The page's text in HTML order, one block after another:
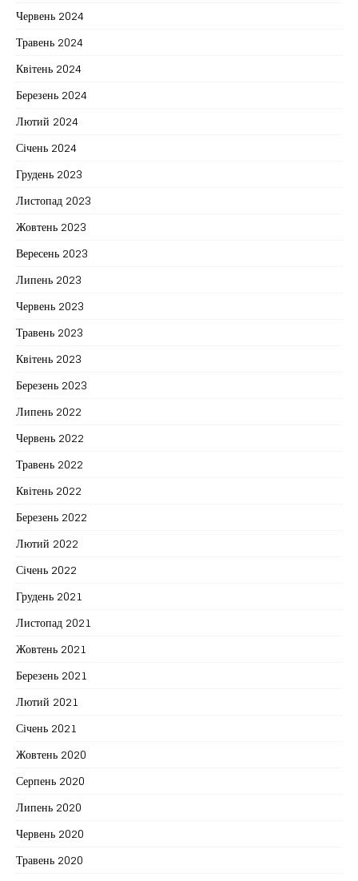
Червень 2024
Травень 2024
Квітень 2024
Березень 2024
Лютий 2024
Січень 2024
Грудень 2023
Листопад 2023
Жовтень 2023
Вересень 2023
Липень 2023
Червень 2023
Травень 2023
Квітень 2023
Березень 2023
Липень 2022
Червень 2022
Травень 2022
Квітень 2022
Березень 2022
Лютий 2022
Січень 2022
Грудень 2021
Листопад 2021
Жовтень 2021
Березень 2021
Лютий 2021
Січень 2021
Жовтень 2020
Серпень 2020
Липень 2020
Червень 2020
Травень 2020